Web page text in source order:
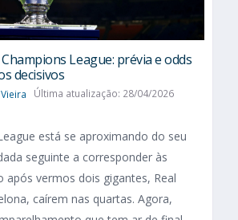
League: prévia e odds
decisivos
Última atualização: 28/04/2026
está se aproximando do seu
seguinte a corresponder às
após vermos dois gigantes, Real
caírem nas quartas. Agora,